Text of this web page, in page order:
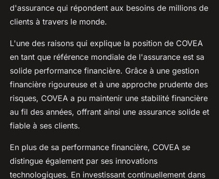
d'assurance qui répondent aux besoins de millions de
clients à travers le monde.
L'une des raisons qui explique la position de COVEA
en tant que référence mondiale de l'assurance est sa
solide performance financière. Grâce à une gestion
financière rigoureuse et à une approche prudente des
risques, COVEA a pu maintenir une stabilité financière
au fil des années, offrant ainsi une assurance solide et
fiable à ses clients.
En plus de sa performance financière, COVEA se
distingue également par ses innovations
technologiques. En investissant continuellement dans